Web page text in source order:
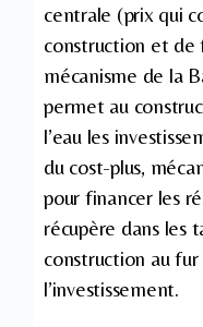
centrale (prix qui
construction et
mécanisme de la
permet au
l’eau les
du cost-plus,
pour financer les
récupère dans les
construction au
l’investissement.